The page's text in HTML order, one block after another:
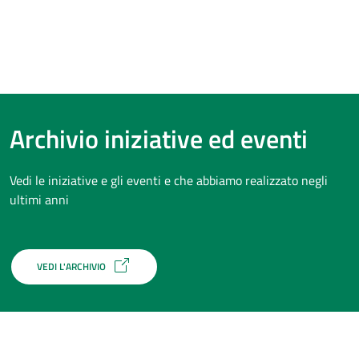
Archivio iniziative ed eventi
Vedi le iniziative e gli eventi e che abbiamo realizzato negli
ultimi anni
VEDI L'ARCHIVIO